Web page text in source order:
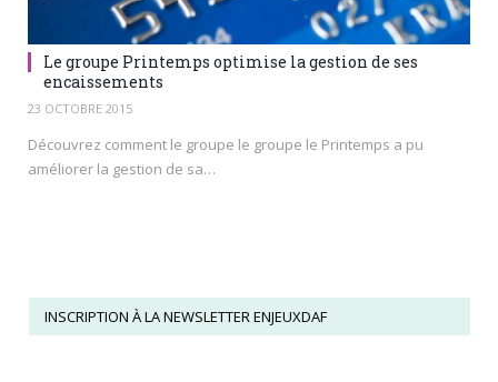
Le groupe Printemps optimise la gestion de ses
encaissements
23 OCTOBRE 2015
Découvrez comment le groupe le groupe le Printemps a pu
améliorer la gestion de sa…
INSCRIPTION À LA NEWSLETTER ENJEUXDAF